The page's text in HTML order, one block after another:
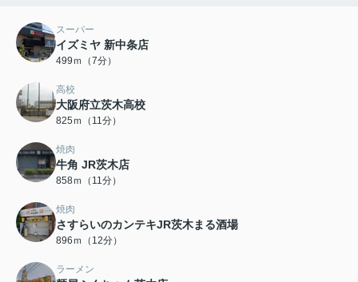
スーパー
イズミヤ 新中条店
499ｍ（7分）
高校
大阪府立茨木高校
825ｍ（11分）
焼肉
牛角 JR茨木店
858ｍ（11分）
焼肉
さすらいのカンテキJR茨木まる酒場
896ｍ（12分）
ラーメン